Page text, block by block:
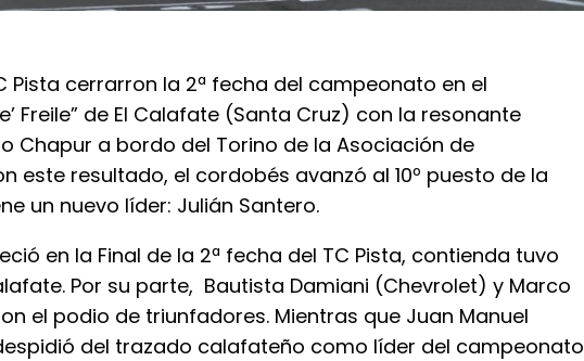
Pista cerrarron la 2ª fecha del campeonato en el
Freile” de El Calafate (Santa Cruz) con la resonante
Chapur a bordo del Torino de la Asociación de
este resultado, el cordobés avanzó al 10º puesto de la
un nuevo líder: Julián Santero.
en la Final de la 2ª fecha del TC Pista, contienda tuvo
Por su parte, Bautista Damiani (Chevrolet) y Marco
el podio de triunfadores. Mientras que Juan Manuel
del trazado calafateño como líder del campeonato